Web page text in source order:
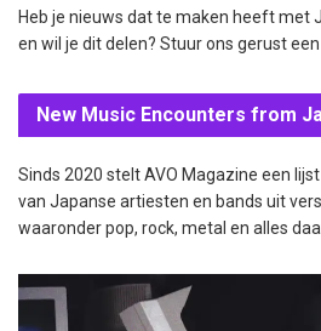
Heb je nieuws dat te maken heeft met
en wil je dit delen? Stuur ons gerust een
New Music Encounters from
Sinds 2020 stelt AVO Magazine een
van Japanse artiesten en bands uit
waaronder pop, rock, metal en alles